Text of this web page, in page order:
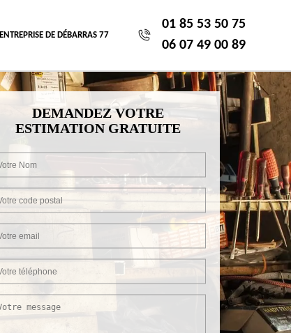
ENTREPRISE DE DÉBARRAS 77
01 85 53 50 75
06 07 49 00 89
DEMANDEZ VOTRE
ESTIMATION GRATUITE